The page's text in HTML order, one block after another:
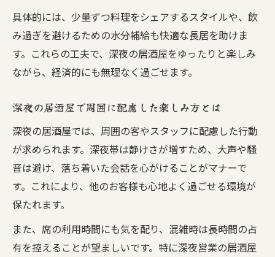
具体的には、少量ずつ料理をシェアするスタイルや、飲
み過ぎを避けるための水分補給も快適な長居を助けま
す。これらの工夫で、深夜の居酒屋をゆったりと楽しみ
ながら、経済的にも無理なく過ごせます。
深夜の居酒屋で周囲に配慮した楽しみ方とは
深夜の居酒屋では、周囲の客やスタッフに配慮した行動
が求められます。深夜帯は静けさが増すため、大声や騒
音は避け、落ち着いた会話を心がけることがマナーで
す。これにより、他のお客様も心地よく過ごせる環境が
保たれます。
また、席の利用時間にも気を配り、混雑時は長時間の占
有を控えることが望ましいです。特に深夜営業の居酒屋